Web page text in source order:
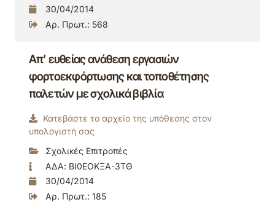
30/04/2014
Αρ. Πρωτ.: 568
Απ’ ευθείας ανάθεση εργασιών
φορτοεκφόρτωσης και τοποθέτησης
παλετών με σχολικά βιβλία
Κατεβάστε το αρχείο της υπόθεσης στον
υπολογιστή σας
Σχολικές Επιτροπές
ΑΔΑ: ΒΙ0ΕΟΚΞΑ-3ΤΘ
30/04/2014
Αρ. Πρωτ.: 185